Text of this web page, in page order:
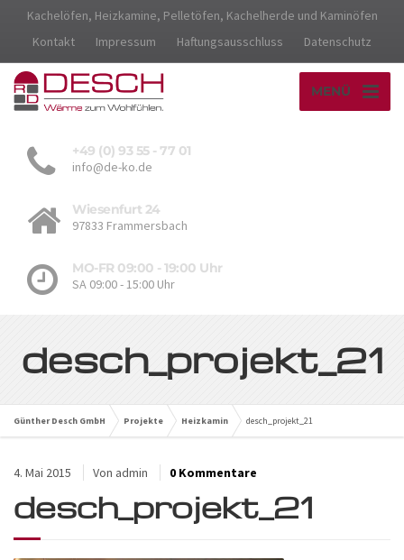
Kachelöfen, Heizkamine, Pelletöfen, Kachelherde und Kaminöfen
Kontakt
Impressum Haftungsausschluss Datenschutz
MENÜ
+49 (0) 93 55 - 77 01
info@de-ko.de
Wiesenfurt 24
97833 Frammersbach
MO-FR 09:00 - 19:00 Uhr
SA 09:00 - 15:00 Uhr
desch_projekt_21
Günther Desch GmbH Projekte Heizkamin desch_projekt_21
4. Mai 2015 Von admin 0 Kommentare
desch_projekt_21